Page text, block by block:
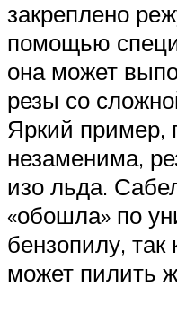
закреплено
помощью
она может
резы со
Яркий пример,
незаменима,
изо льда.
«обошла» по
бензопилу, так
может пилить